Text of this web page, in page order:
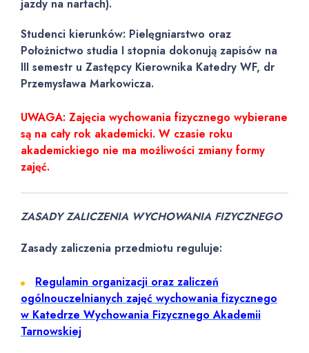
jazdy na nartach).
Studenci kierunków: Pielęgniarstwo oraz
Położnictwo studia I stopnia dokonują zapisów na
III semestr u Zastępcy Kierownika Katedry WF, dr
Przemysława Markowicza.
UWAGA: Zajęcia wychowania fizycznego wybierane
są na cały rok akademicki. W czasie roku
akademickiego nie ma możliwości zmiany formy
zajęć.
ZASADY ZALICZENIA WYCHOWANIA FIZYCZNEGO
Zasady zaliczenia przedmiotu reguluje:
Regulamin organizacji oraz zaliczeń
ogólnouczelnianych zajęć wychowania fizycznego
w Katedrze Wychowania Fizycznego Akademii
Tarnowskiej